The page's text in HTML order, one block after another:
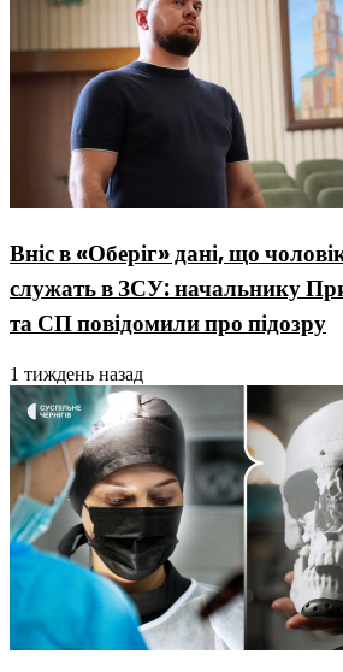
Вніс в «Оберіг» дані, що
служать в ЗСУ: начальнику
та СП повідомили про підозру
1 тиждень назад